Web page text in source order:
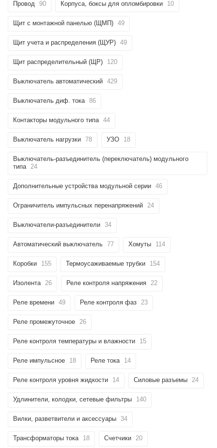
Провод 90 Корпуса, боксы для опломбировки 10
Щит с монтажной панелью (ЩМП) 49
Щит учета и распределения (ЩУР) 49
Щит распределительный (ЩР) 120
Выключатель автоматический 429
Выключатель диф. тока 86
Контакторы модульного типа 44
Выключатель нагрузки 78 УЗО 18
Выключатель-разъединитель (переключатель) модульного
типа 24
Дополнительные устройства модульной серии 46
Ограничитель импульсных перенапряжений 24
Выключатели-разъединители 34
Автоматический выключатель 77 Хомуты 114
Коробки 155 Термоусаживаемые трубки 154
Изолента 26 Реле контроля напряжения 22
Реле времени 49 Реле контроля фаз 23
Реле промежуточное 26
Реле контроля температуры и влажности 15
Реле импульсное 18 Реле тока 14
Реле контроля уровня жидкости 14 Силовые разъемы 24
Удлинители, колодки, сетевые фильтры 140
Вилки, разветвители и аксессуары 34
Трансформаторы тока 18 Счетчики 20